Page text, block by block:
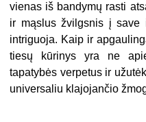
vienas iš bandymų rasti
ir mąslus žvilgsnis į
intriguoja. Kaip ir
tiesų kūrinys yra ne
tapatybės verpetus ir
universaliu klajojančio